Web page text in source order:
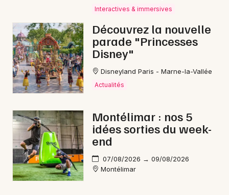
Interactives & immersives
Découvrez la nouvelle
parade "Princesses
Disney"
Disneyland Paris - Marne-la-Vallée
Actualités
Montélimar : nos 5
idées sorties du week-
end
07/08/2026 → 09/08/2026
Montélimar